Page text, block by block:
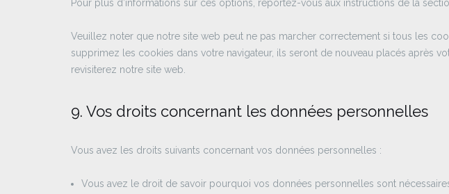
Pour plus d’informations sur ces options, reportez-vous aux instructions de la
Veuillez noter que notre site web peut ne pas marcher correctement si tous les
supprimez les cookies dans votre navigateur, ils seront de nouveau placés après
revisiterez notre site web.
9. Vos droits concernant les données personnelles
Vous avez les droits suivants concernant vos données personnelles :
Vous avez le droit de savoir pourquoi vos données personnelles sont